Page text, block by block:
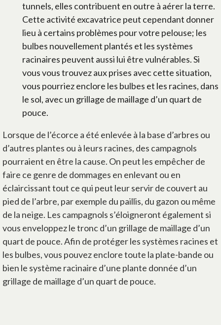
tunnels, elles contribuent en outre à aérer la terre.
Cette activité excavatrice peut cependant donner
lieu à certains problèmes pour votre pelouse; les
bulbes nouvellement plantés et les systèmes
racinaires peuvent aussi lui être vulnérables. Si
vous vous trouvez aux prises avec cette situation,
vous pourriez enclore les bulbes et les racines, dans
le sol, avec un grillage de maillage d’un quart de
pouce.
Lorsque de l’écorce a été enlevée à la base d’arbres ou
d’autres plantes ou à leurs racines, des campagnols
pourraient en être la cause. On peut les empêcher de
faire ce genre de dommages en enlevant ou en
éclaircissant tout ce qui peut leur servir de couvert au
pied de l’arbre, par exemple du paillis, du gazon ou même
de la neige. Les campagnols s’éloigneront également si
vous enveloppez le tronc d’un grillage de maillage d’un
quart de pouce. Afin de protéger les systèmes racines et
les bulbes, vous pouvez enclore toute la plate-bande ou
bien le système racinaire d’une plante donnée d’un
grillage de maillage d’un quart de pouce.